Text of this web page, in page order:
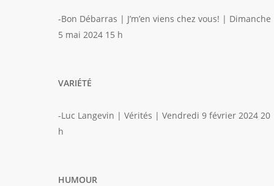
-Bon Débarras | J’m’en viens chez vous! | Dimanche
5 mai 2024 15 h
VARIÉTÉ
-Luc Langevin | Vérités | Vendredi 9 février 2024 20
h
HUMOUR